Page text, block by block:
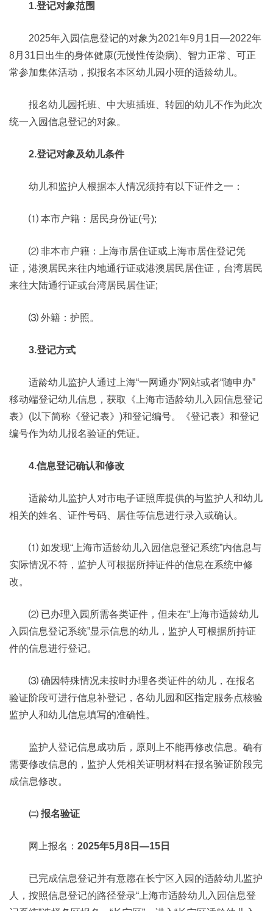
1.登记对象范围
2025年入园信息登记的对象为2021年9月1日—2022年
8月31日出生的身体健康(无慢性传染病)、智力正常、可正
常参加集体活动，拟报名本区幼儿园小班的适龄幼儿。
报名幼儿园托班、中大班插班、转园的幼儿不作为此次
统一入园信息登记的对象。
2.登记对象及幼儿条件
幼儿和监护人根据本人情况须持有以下证件之一：
⑴ 本市户籍：居民身份证(号);
⑵ 非本市户籍：上海市居住证或上海市居住登记凭
证，港澳居民来往内地通行证或港澳居民居住证，台湾居民
来往大陆通行证或台湾居民居住证;
⑶ 外籍：护照。
3.登记方式
适龄幼儿监护人通过上海“一网通办”网站或者“随申办”
移动端登记幼儿信息，获取《上海市适龄幼儿入园信息登记
表》(以下简称《登记表》)和登记编号。《登记表》和登记
编号作为幼儿报名验证的凭证。
4.信息登记确认和修改
适龄幼儿监护人对市电子证照库提供的与监护人和幼儿
相关的姓名、证件号码、居住等信息进行录入或确认。
⑴ 如发现“上海市适龄幼儿入园信息登记系统”内信息与
实际情况不符，监护人可根据所持证件的信息在系统中修
改。
⑵ 已办理入园所需各类证件，但未在“上海市适龄幼儿
入园信息登记系统”显示信息的幼儿，监护人可根据所持证
件的信息进行登记。
⑶ 确因特殊情况未按时办理各类证件的幼儿，在报名
验证阶段可进行信息补登记，各幼儿园和区指定服务点核验
监护人和幼儿信息填写的准确性。
监护人登记信息成功后，原则上不能再修改信息。确有
需要修改信息的，监护人凭相关证明材料在报名验证阶段完
成信息修改。
㈡ 报名验证
网上报名： 2025年5月8日—15日
已完成信息登记并有意愿在长宁区入园的适龄幼儿监护
人，按照信息登记的路径登录“上海市适龄幼儿入园信息登